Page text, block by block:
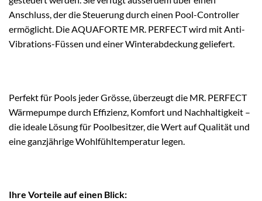
Anschluss, der die Steuerung durch einen Pool-Controller
ermöglicht. Die AQUAFORTE MR. PERFECT wird mit Anti-
Vibrations-Füssen und einer Winterabdeckung geliefert.
Perfekt für Pools jeder Grösse, überzeugt die MR. PERFECT
Wärmepumpe durch Effizienz, Komfort und Nachhaltigkeit –
die ideale Lösung für Poolbesitzer, die Wert auf Qualität und
eine ganzjährige Wohlfühltemperatur legen.
Ihre Vorteile auf einen Blick: